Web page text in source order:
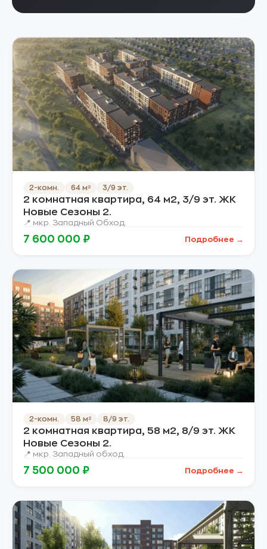
2-комн. 64 м² 3/9 эт.
2 комнатная квартира, 64 м2, 3/9 эт. ЖК
Новые Сезоны 2.
📍 мкр. Западный Обход.
7 600 000 ₽ Подробнее →
2-комн. 58 м² 8/9 эт.
2 комнатная квартира, 58 м2, 8/9 эт. ЖК
Новые Сезоны 2.
📍 мкр. Западный обход.
7 500 000 ₽ Подробнее →